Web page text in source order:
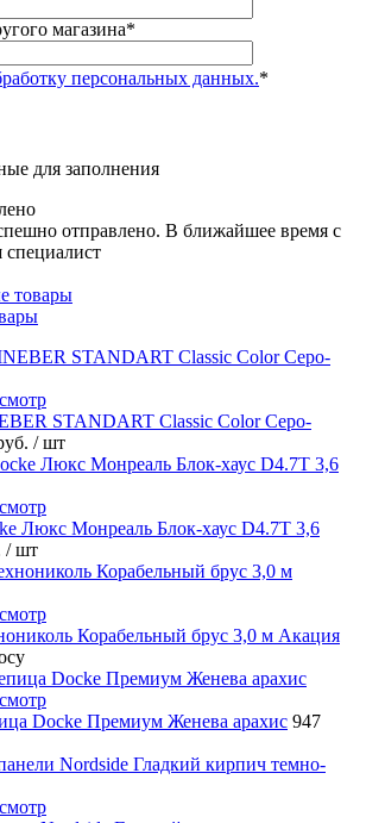
магазина*
персональных данных.*
для заполнения
отправлено. В ближайшее время с
товары
STANDART Classic Color Серо-
/ шт
Люкс Монреаль Блок-хаус D4.7T 3,6
/ шт
Корабельный брус 3,0 м Акация
Docke Премиум Женева арахис 947